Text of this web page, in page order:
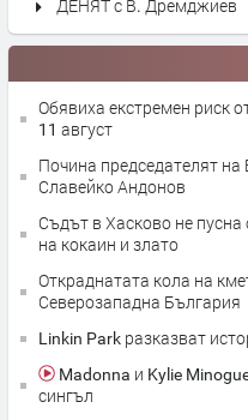
ДЕНЯТ с В. Дремджиев
Обявиха екстремен риск
11 август
Почина председателят
Славейко Андонов
Съдът в Хасково не
на кокаин и злато
Откраднатата кола на
Северозападна България
Linkin Park разказват
сингъл